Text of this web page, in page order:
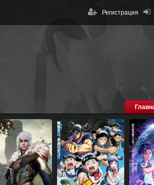
Регистрация